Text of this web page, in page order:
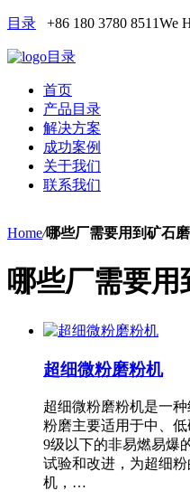
目录 +86 180 3780 8511We
目录
首页
产品目录
解决方案
成功案例
关于我们
联系我们
Home/哪些厂需要用到矿石
哪些厂需要
超细微粉磨粉机
超细微粉磨粉机是一
粉磨主要适用于中、
9级以下的非易燃易爆
试验和改进，为超细
机，…